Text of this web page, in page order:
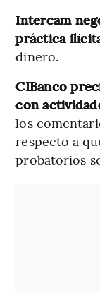
Intercam
práctica
dinero.
CIBanco
con
los
respecto a
probatorios